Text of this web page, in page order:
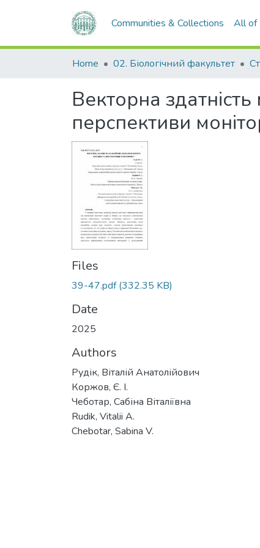
Communities & Collections All of
Home 02. Біологічний факультет
Векторна
перспективи
Files
39-47.pdf(332.35 KB)
Date
2025
Authors
Рудік, Віталій Анатолійович
Коржов, Є. І.
Чеботар, Сабіна Віталіївна
Rudik, Vitalii A.
Chebotar, Sabina V.